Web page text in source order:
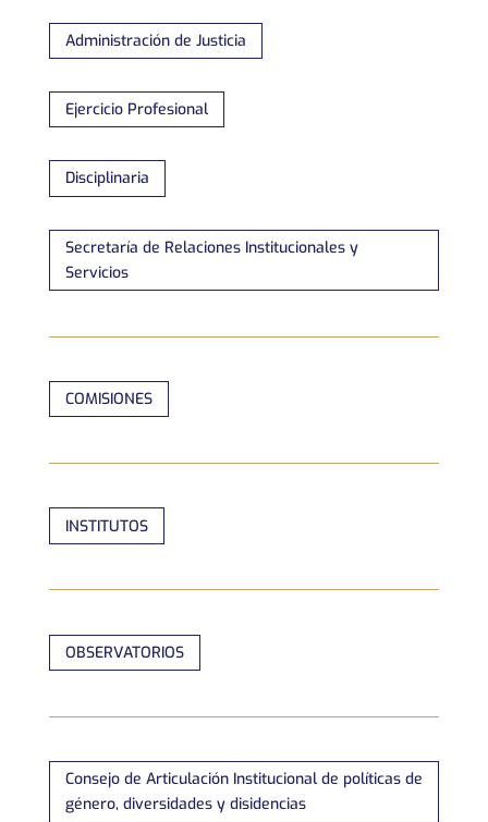
Administración de Justicia
Ejercicio Profesional
Disciplinaria
Secretaría de Relaciones Institucionales y
Servicios
COMISIONES
INSTITUTOS
OBSERVATORIOS
Consejo de Articulación Institucional de políticas de
género, diversidades y disidencias